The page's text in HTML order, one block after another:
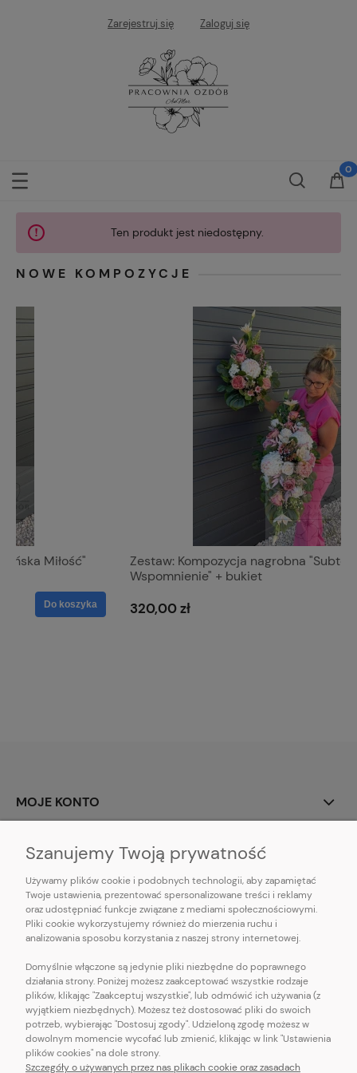
Zarejestruj się Zaloguj się
Ten produkt jest niedostępny.
NOWE KOMPOZYCJE
Zestaw: Kompozycja nagrobna "Subtelne
Wspomnienie" + bukiet
320,00 zł
MOJE KONTO
O NAS
Bądź z nami na bieżąco! Sprawdź nasze konta społecznościowe!
by szoperski.pl
Szanujemy Twoją prywatność
Używamy plików cookie i podobnych technologii, aby zapamiętać
Twoje ustawienia, prezentować spersonalizowane treści i reklamy
oraz udostępniać funkcje związane z mediami społecznościowymi.
Pliki cookie wykorzystujemy również do mierzenia ruchu i
analizowania sposobu korzystania z naszej strony internetowej.
Domyślnie włączone są jedynie pliki niezbędne do poprawnego
działania strony. Poniżej możesz zaakceptować wszystkie rodzaje
plików, klikając "Zaakceptuj wszystkie", lub odmówić ich używania (z
wyjątkiem niezbędnych). Możesz też dostosować pliki do swoich
potrzeb, wybierając "Dostosuj zgody". Udzieloną zgodę możesz w
dowolnym momencie wycofać lub zmienić, klikając w link "Ustawienia
plików cookies" na dole strony.
Szczegóły o używanych przez nas plikach cookie oraz zasadach